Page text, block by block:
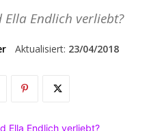
Ella Endlich verliebt?
Aktualisiert: 23/04/2018